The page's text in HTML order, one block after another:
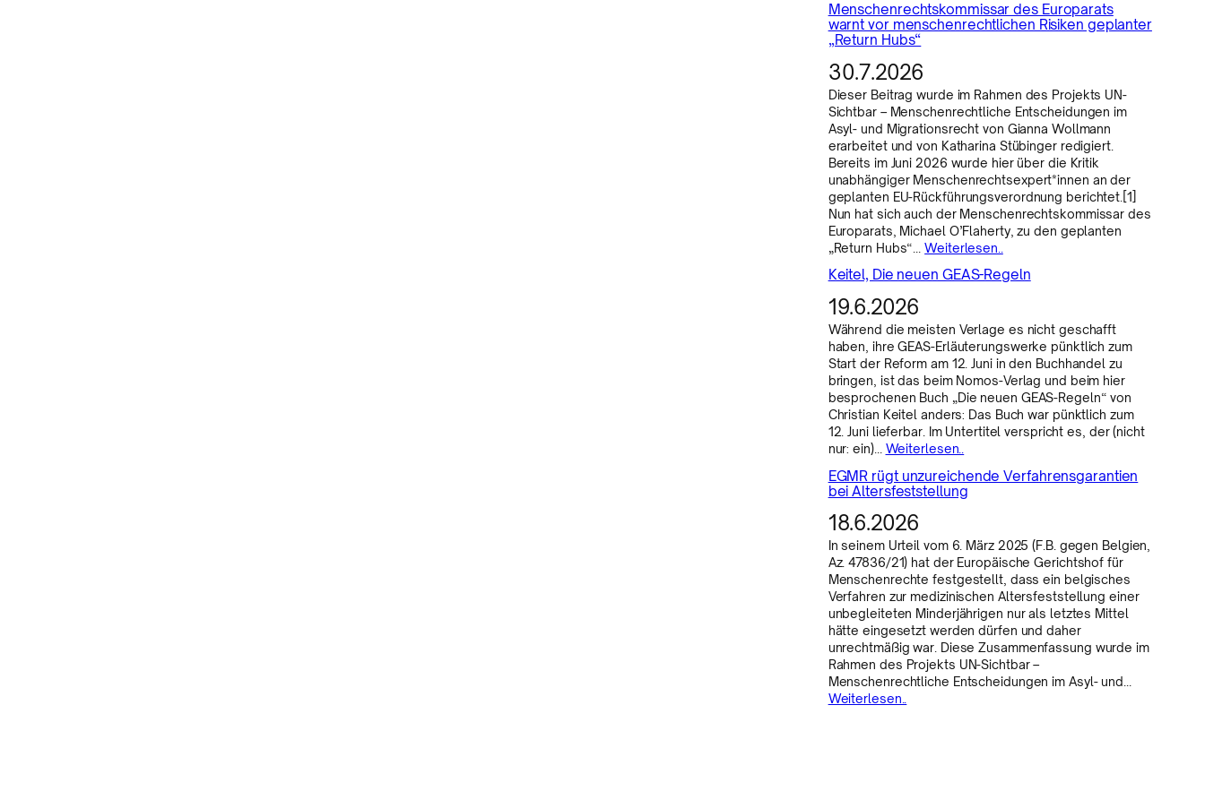
Menschenrechtskommissar des Europarats
warnt vor menschenrechtlichen Risiken geplanter
„Return Hubs“
30.7.2026
Dieser Beitrag wurde im Rahmen des Projekts UN-
Sichtbar – Menschenrechtliche Entscheidungen im
Asyl- und Migrationsrecht von Gianna Wollmann
erarbeitet und von Katharina Stübinger redigiert.
Bereits im Juni 2026 wurde hier über die Kritik
unabhängiger Menschenrechtsexpert*innen an der
geplanten EU-Rückführungsverordnung berichtet.[1]
Nun hat sich auch der Menschenrechtskommissar des
Europarats, Michael O’Flaherty, zu den geplanten
„Return Hubs“…Weiterlesen..
Keitel, Die neuen GEAS-Regeln
19.6.2026
Während die meisten Verlage es nicht geschafft
haben, ihre GEAS-Erläuterungswerke pünktlich zum
Start der Reform am 12. Juni in den Buchhandel zu
bringen, ist das beim Nomos-Verlag und beim hier
besprochenen Buch „Die neuen GEAS-Regeln“ von
Christian Keitel anders: Das Buch war pünktlich zum
12. Juni lieferbar. Im Untertitel verspricht es, der (nicht
nur: ein)… Weiterlesen..
EGMR rügt unzureichende Verfahrensgarantien
bei Altersfeststellung
18.6.2026
In seinem Urteil vom 6. März 2025 (F.B. gegen Belgien,
Az. 47836/21) hat der Europäische Gerichtshof für
Menschenrechte festgestellt, dass ein belgisches
Verfahren zur medizinischen Altersfeststellung einer
unbegleiteten Minderjährigen nur als letztes Mittel
hätte eingesetzt werden dürfen und daher
unrechtmäßig war. Diese Zusammenfassung wurde im
Rahmen des Projekts UN-Sichtbar –
Menschenrechtliche Entscheidungen im Asyl- und…
Weiterlesen..